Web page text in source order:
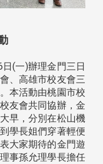
(一)辦理金門三日
、高雄市校友會三
本活動由桃園市校
友會共同協辦，金
早，分別在松山機
學長姐們穿著輕便
大家期待的金門遊
事孫允理學長擔任